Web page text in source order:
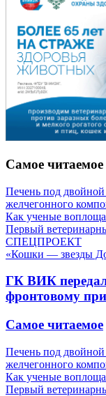
Самое читаемое
Печень под двойной
желчегонного
Как ученые
Первый
СПЕЦПРОЕКТ
«Кошки — звезды
ГК ВИК
фронтовому
Самое читаемое
Печень под двойной
желчегонного
Как ученые
Первый